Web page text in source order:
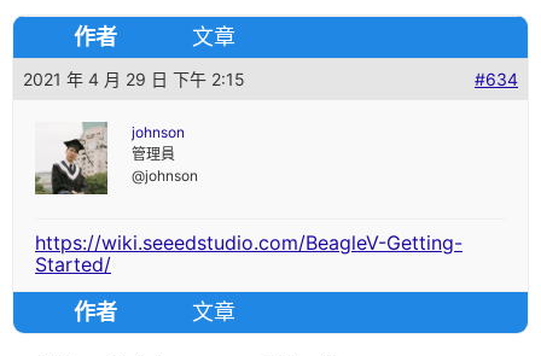
作者 文章
2021 年 4 月 29 日 下午 2:15 #634
johnson
管理員
@johnson
https://wiki.seeedstudio.com/BeagleV-Getting-
Started/
作者 文章